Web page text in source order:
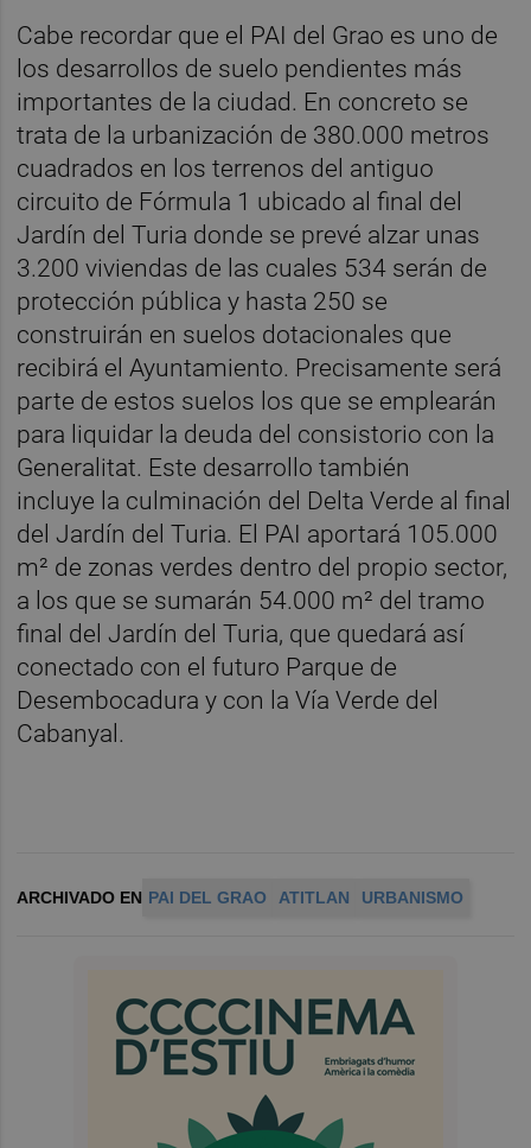
Cabe recordar que el PAI del Grao es uno de
los desarrollos de suelo pendientes más
importantes de la ciudad. En concreto se
trata de la urbanización de 380.000 metros
cuadrados en los terrenos del antiguo
circuito de Fórmula 1 ubicado al final del
Jardín del Turia donde se prevé alzar unas
3.200 viviendas de las cuales 534 serán de
protección pública y hasta 250 se
construirán en suelos dotacionales que
recibirá el Ayuntamiento. Precisamente será
parte de estos suelos los que se emplearán
para liquidar la deuda del consistorio con la
Generalitat. Este desarrollo también
incluye la culminación del Delta Verde al final
del Jardín del Turia. El PAI aportará 105.000
m² de zonas verdes dentro del propio sector,
a los que se sumarán 54.000 m² del tramo
final del Jardín del Turia, que quedará así
conectado con el futuro Parque de
Desembocadura y con la Vía Verde del
Cabanyal.
ARCHIVADO EN PAI DEL GRAO ATITLAN URBANISMO